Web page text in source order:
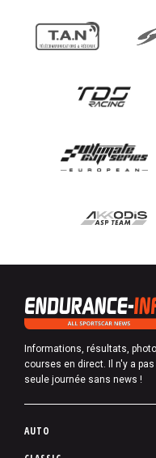
Informations, résultats,
courses en direct. Il n'y a
seule journée sans news !
P
AUTO